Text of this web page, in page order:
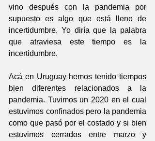
vino después con la pandemia por
supuesto es algo que está lleno de
incertidumbre. Yo diría que la palabra
que atraviesa este tiempo es la
incertidumbre.
Acá en Uruguay hemos tenido tiempos
bien diferentes relacionados a la
pandemia. Tuvimos un 2020 en el cual
estuvimos confinados pero la pandemia
como que pasó por el costado y si bien
estuvimos cerrados entre marzo y